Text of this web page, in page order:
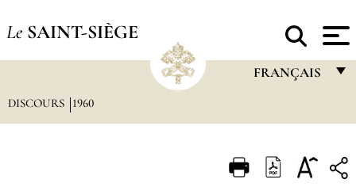
Le SAINT-SIÈGE
FRANÇAIS
ITALIANO
DISCOURS 1960